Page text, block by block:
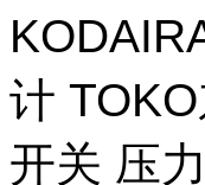
计
开关 压